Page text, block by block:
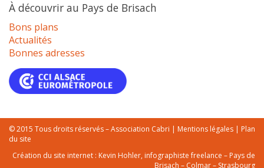
À découvrir au Pays de Brisach
Bons plans
Actualités
Bonnes adresses
© 2015 Tous droits réservés – Association Cabri | Mentions légales | Plan
du site
Création du site internet : Kevin Hohler, infographiste freelance – Pays de
Brisach – Colmar – Strasbourg